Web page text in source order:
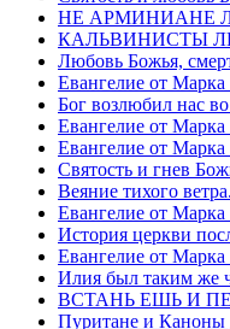
НЕ АРМИНИАНЕ
КАЛЬВИНИСТЫ ЛИ
Любовь Божья,
Евангелие от
Бог возлюбил нас
Евангелие от
Евангелие от
Святость и гнев
Веяние тихого
Евангелие от
История церкви
Евангелие от
Илия был таким же
ВСТАНЬ ЕШЬ И
Пуритане и Каноны